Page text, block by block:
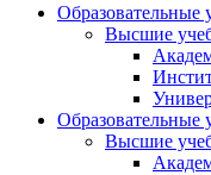
Образовательные
Высшие
Образовательные
Высшие